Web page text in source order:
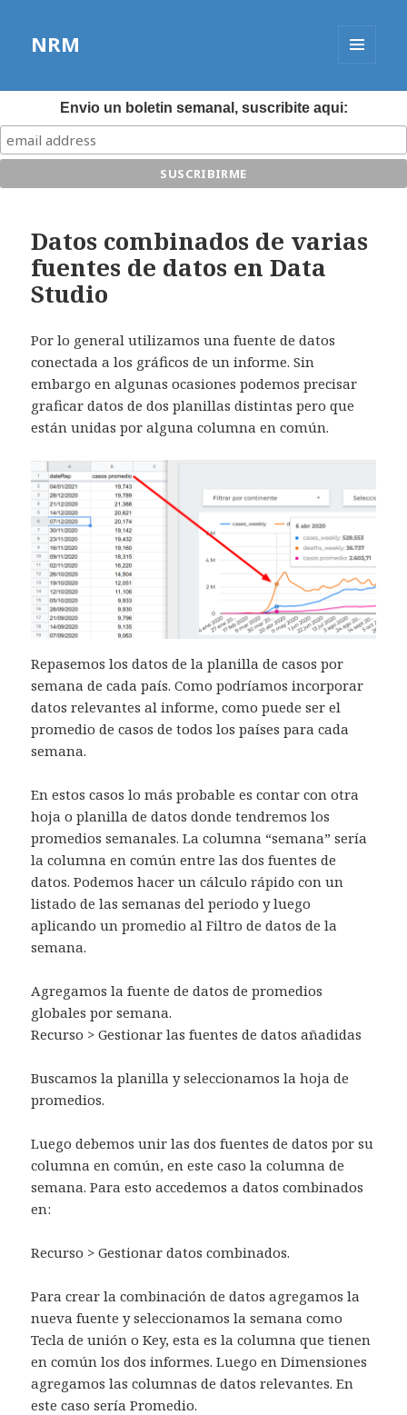
NRM
WIDGETS
Envio un boletin semanal, suscribite aqui:
Datos combinados de varias
fuentes de datos en Data
Studio
Por lo general utilizamos una fuente de datos
conectada a los gráficos de un informe. Sin
embargo en algunas ocasiones podemos precisar
graficar datos de dos planillas distintas pero que
están unidas por alguna columna en común.
Repasemos los datos de la planilla de casos por
semana de cada país. Como podríamos incorporar
datos relevantes al informe, como puede ser el
promedio de casos de todos los países para cada
semana.
En estos casos lo más probable es contar con otra
hoja o planilla de datos donde tendremos los
promedios semanales. La columna “semana” sería
la columna en común entre las dos fuentes de
datos. Podemos hacer un cálculo rápido con un
listado de las semanas del periodo y luego
aplicando un promedio al Filtro de datos de la
semana.
Agregamos la fuente de datos de promedios
globales por semana.
Recurso > Gestionar las fuentes de datos añadidas
Buscamos la planilla y seleccionamos la hoja de
promedios.
Luego debemos unir las dos fuentes de datos por su
columna en común, en este caso la columna de
semana. Para esto accedemos a datos combinados
en:
Recurso > Gestionar datos combinados.
Para crear la combinación de datos agregamos la
nueva fuente y seleccionamos la semana como
Tecla de unión o Key, esta es la columna que tienen
en común los dos informes. Luego en Dimensiones
agregamos las columnas de datos relevantes. En
este caso sería Promedio.